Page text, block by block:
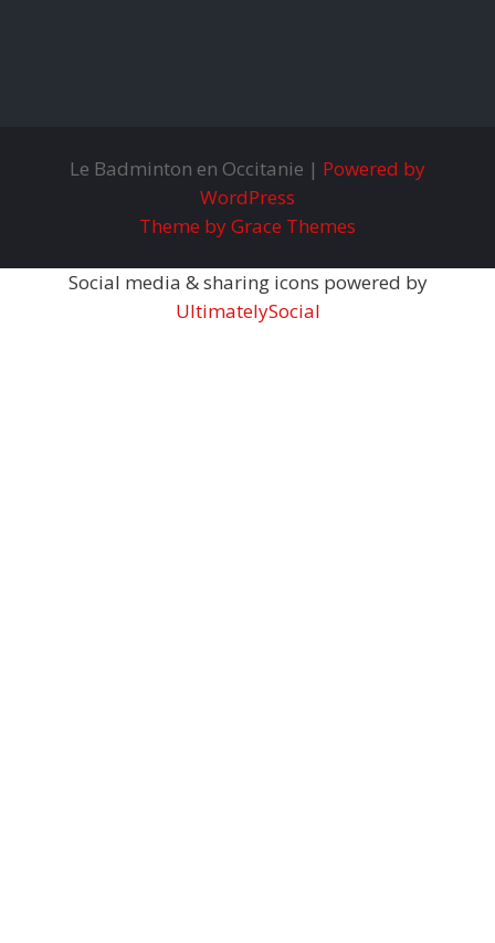
Le Badminton en Occitanie | Powered by
WordPress
Theme by Grace Themes
Social media & sharing icons powered by
UltimatelySocial